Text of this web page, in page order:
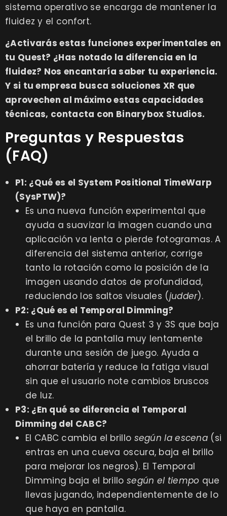
sistema operativo se encarga de mantener la
fluidez y el confort.
¿Activarás estas funciones experimentales en
tu Quest? ¿Has notado la diferencia en la
fluidez? Nos encantaría saber tu experiencia.
Y si tu empresa busca soluciones XR que
aprovechen al máximo estas capacidades
técnicas, contacta con Binarybox Studios.
Preguntas y Respuestas
(FAQ)
P1: ¿Qué es el System Positional TimeWarp
(SysPTW)?
Es una nueva función experimental que
ayuda a suavizar la imagen cuando una
aplicación va lenta o pierde fotogramas. A
diferencia del sistema anterior, corrige
tanto la rotación como la posición de la
imagen usando datos de profundidad,
reduciendo los saltos visuales (judder).
P2: ¿Qué es el Temporal Dimming?
Es una función para Quest 3 y 3S que baja
el brillo de la pantalla muy lentamente
durante una sesión de juego. Ayuda a
ahorrar batería y reduce la fatiga visual
sin que el usuario note cambios bruscos
de luz.
P3: ¿En qué se diferencia el Temporal
Dimming del CABC?
El CABC cambia el brillo según la escena (si
entras en una cueva oscura, baja el brillo
para mejorar los negros). El Temporal
Dimming baja el brillo según el tiempo que
llevas jugando, independientemente de lo
que haya en pantalla.